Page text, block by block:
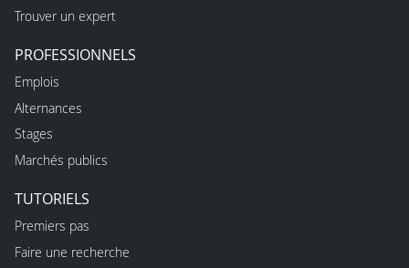
Trouver un expert
PROFESSIONNELS
Emplois
Alternances
Stages
Marchés publics
TUTORIELS
Premiers pas
Faire une recherche